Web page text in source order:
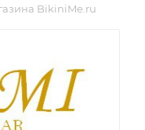
BikiniMe.ru